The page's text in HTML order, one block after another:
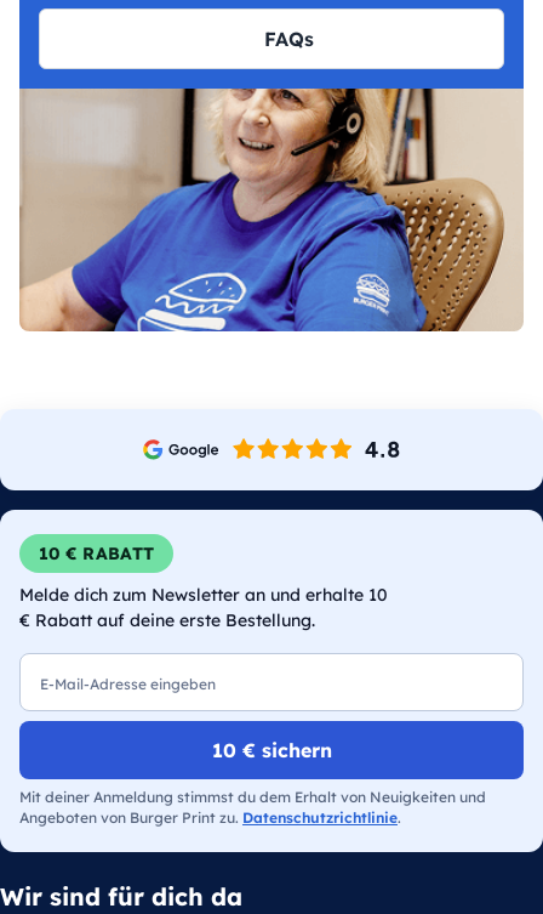
FAQs
10 € RABATT
Melde dich zum Newsletter an und erhalte 10
€ Rabatt auf deine erste Bestellung.
10 € sichern
Mit deiner Anmeldung stimmst du dem Erhalt von Neuigkeiten und
Angeboten von Burger Print zu. Datenschutzrichtlinie.
Wir sind für dich da